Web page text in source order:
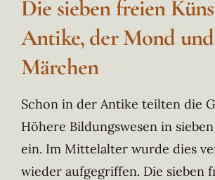
Die sieben freien
Antike, der Mond
Märchen
Schon in der Antike teilten die
Höhere Bildungswesen in
ein. Im Mittelalter wurde dies
wieder aufgegriffen. Die sieben